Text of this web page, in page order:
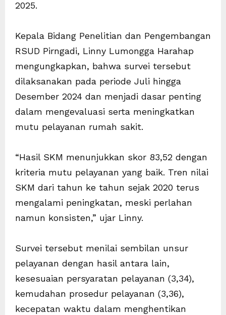
2025.
Kepala Bidang Penelitian dan Pengembangan
RSUD Pirngadi, Linny Lumongga Harahap
mengungkapkan, bahwa survei tersebut
dilaksanakan pada periode Juli hingga
Desember 2024 dan menjadi dasar penting
dalam mengevaluasi serta meningkatkan
mutu pelayanan rumah sakit.
“Hasil SKM menunjukkan skor 83,52 dengan
kriteria mutu pelayanan yang baik. Tren nilai
SKM dari tahun ke tahun sejak 2020 terus
mengalami peningkatan, meski perlahan
namun konsisten,” ujar Linny.
Survei tersebut menilai sembilan unsur
pelayanan dengan hasil antara lain,
kesesuaian persyaratan pelayanan (3,34),
kemudahan prosedur pelayanan (3,36),
kecepatan waktu dalam menghentikan